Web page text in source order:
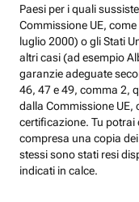
Paesi per i quali
Commissione UE,
luglio 2000) o gli Stati
altri casi (ad esempio
garanzie adeguate
46, 47 e 49, comma 2,
dalla Commissione UE,
certificazione. Tu potrai
compresa una copia
stessi sono stati resi
indicati in calce.